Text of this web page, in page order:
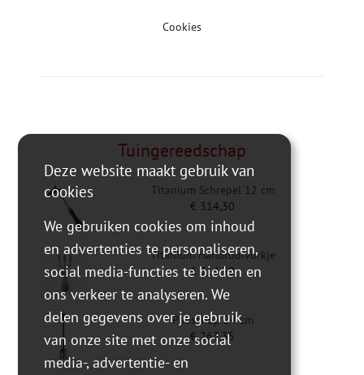
Cookies
Tuingereedschap
Titanium Schrepel 12 cm
€ 314,30
Titanium Handrooivorkje
€ 314,30
Panschop 24 cm
€263,35
Deze website maakt gebruik van
cookies
We gebruiken cookies om inhoud
en advertenties te personaliseren,
social media-functies te bieden en
ons verkeer te analyseren. We
delen gegevens over je gebruik
van onze site met onze social
media-, advertentie- en